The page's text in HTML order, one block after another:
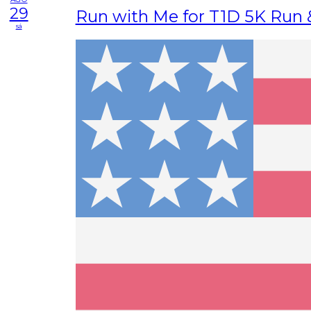
29
sá Run with Me for T1D 5K Run